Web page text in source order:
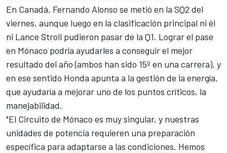
En Canadá, Fernando Alonso se metió en la SQ2 del
viernes, aunque luego en la clasificación principal ni él
ni Lance Stroll pudieron pasar de la Q1. Lograr el pase
en Mónaco podría ayudarles a conseguir el mejor
resultado del año (ambos han sido 15º en una carrera), y
en ese sentido Honda apunta a la gestión de la energía,
que ayudaría a mejorar uno de los puntos críticos, la
manejabilidad.
"El Circuito de Mónaco es muy singular, y nuestras
unidades de potencia requieren una preparación
específica para adaptarse a las condiciones. Hemos